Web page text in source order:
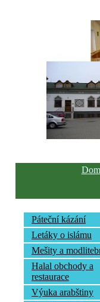
Páteční kázání
Letáky o islámu
Mešity a
Halal obchody a
restaurace
Výuka arabštiny